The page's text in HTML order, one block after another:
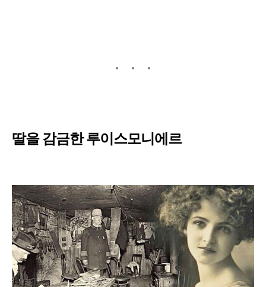
딸을 감금한 루이스모니에르